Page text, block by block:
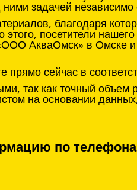
задачей независимо
благодаря
посетители
АкваОмск» в Омске
сейчас в
так как точный объем
на основании
по